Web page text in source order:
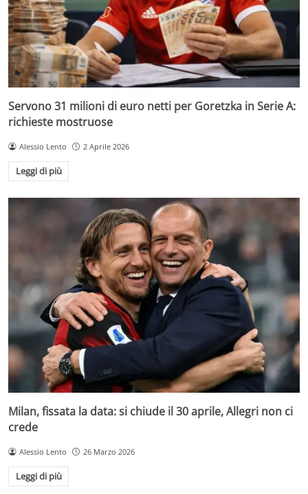
Servono 31 milioni di euro netti per Goretzka in Serie A:
richieste mostruose
Alessio Lento 2 Aprile 2026
Leggi di più
Milan, fissata la data: si chiude il 30 aprile, Allegri non ci
crede
Alessio Lento 26 Marzo 2026
Leggi di più